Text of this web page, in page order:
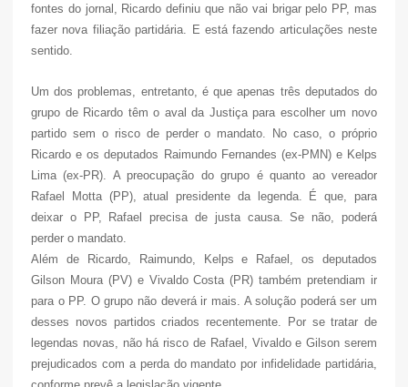
fontes do jornal, Ricardo definiu que não vai brigar pelo PP, mas
fazer nova filiação partidária. E está fazendo articulações neste
sentido.
Um dos problemas, entretanto, é que apenas três deputados do
grupo de Ricardo têm o aval da Justiça para escolher um novo
partido sem o risco de perder o mandato. No caso, o próprio
Ricardo e os deputados Raimundo Fernandes (ex-PMN) e Kelps
Lima (ex-PR). A preocupação do grupo é quanto ao vereador
Rafael Motta (PP), atual presidente da legenda. É que, para
deixar o PP, Rafael precisa de justa causa. Se não, poderá
perder o mandato.
Além de Ricardo, Raimundo, Kelps e Rafael, os deputados
Gilson Moura (PV) e Vivaldo Costa (PR) também pretendiam ir
para o PP. O grupo não deverá ir mais. A solução poderá ser um
desses novos partidos criados recentemente. Por se tratar de
legendas novas, não há risco de Rafael, Vivaldo e Gilson serem
prejudicados com a perda do mandato por infidelidade partidária,